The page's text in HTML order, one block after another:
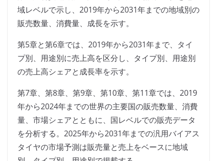
域レベルで示し、2019年から2031年までの地域別の
販売数量、消費量、成長を示す。
第5章と第6章では、2019年から2031年まで、タイ
プ別、用途別に売上高を区分し、タイプ別、用途別
の売上高シェアと成長率を示す。
第7章、第8章、第9章、第10章、第11章では、2019
年から2024年までの世界の主要国の販売数量、消費
量、市場シェアとともに、国レベルでの販売データ
を分析する。2025年から2031年までの汎用バイアス
タイヤの市場予測は販売量と売上をベースに地域